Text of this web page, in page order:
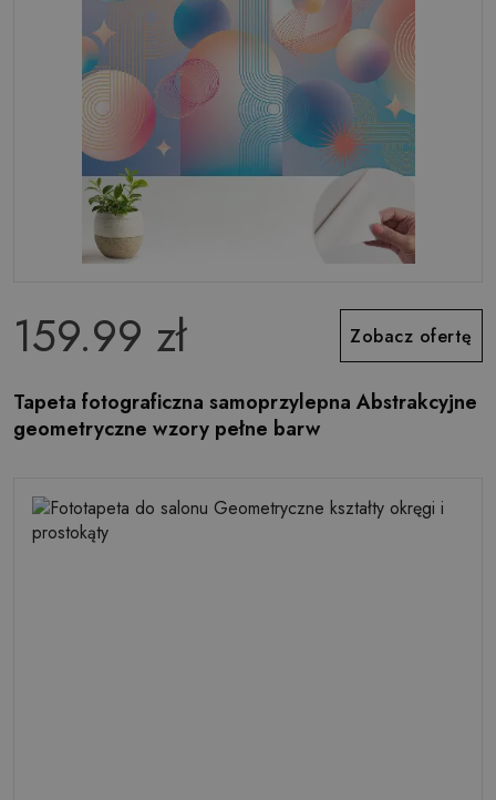
159.99 zł Zobacz ofertę
Tapeta fotograficzna samoprzylepna Abstrakcyjne
geometryczne wzory pełne barw